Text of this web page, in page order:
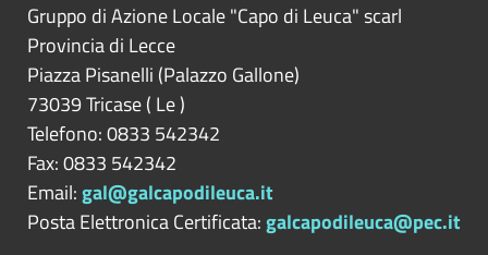
Gruppo di Azione Locale "Capo di Leuca" scarl
Provincia di Lecce
Piazza Pisanelli (Palazzo Gallone)
73039Tricase( Le)
Telefono: 0833 542342
Fax: 0833 542342
Email:gal@galcapodileuca.it
Posta Elettronica Certificata:galcapodileuca@pec.it